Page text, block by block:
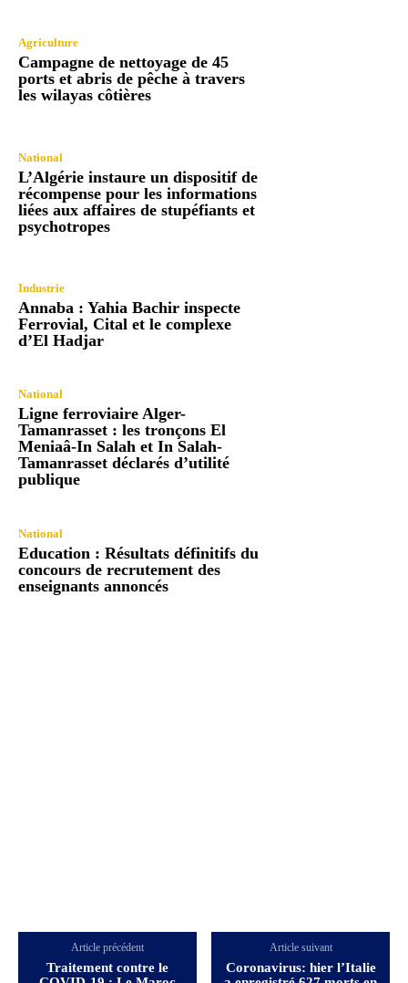
Agriculture
Campagne de nettoyage de 45
ports et abris de pêche à travers
les wilayas côtières
National
L’Algérie instaure un dispositif de
récompense pour les informations
liées aux affaires de stupéfiants et
psychotropes
Industrie
Annaba : Yahia Bachir inspecte
Ferrovial, Cital et le complexe
d’El Hadjar
National
Ligne ferroviaire Alger-
Tamanrasset : les tronçons El
Meniaâ-In Salah et In Salah-
Tamanrasset déclarés d’utilité
publique
National
Education : Résultats définitifs du
concours de recrutement des
enseignants annoncés
Article précédent
Traitement contre le
Article suivant
Coronavirus: hier l’Italie